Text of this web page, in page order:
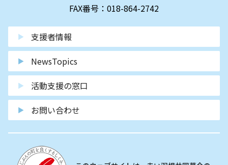
FAX番号：018-864-2742
支援者情報
NewsTopics
活動支援の窓口
お問い合わせ